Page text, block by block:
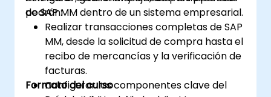
de SAP MM dentro de un sistema empresarial.
podrán:
Realizar transacciones completas de SAP
MM, desde la solicitud de compra hasta el
recibo de mercancías y la verificación de
facturas.
Configurar los componentes clave del
Formato del curso